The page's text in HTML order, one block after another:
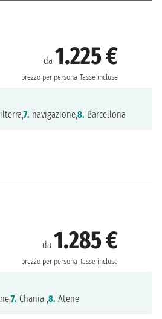
da 1.225 €
prezzo per persona Tasse incluse
7. navigazione,8. Barcellona
da 1.285 €
prezzo per persona Tasse incluse
7. Chania ,8. Atene